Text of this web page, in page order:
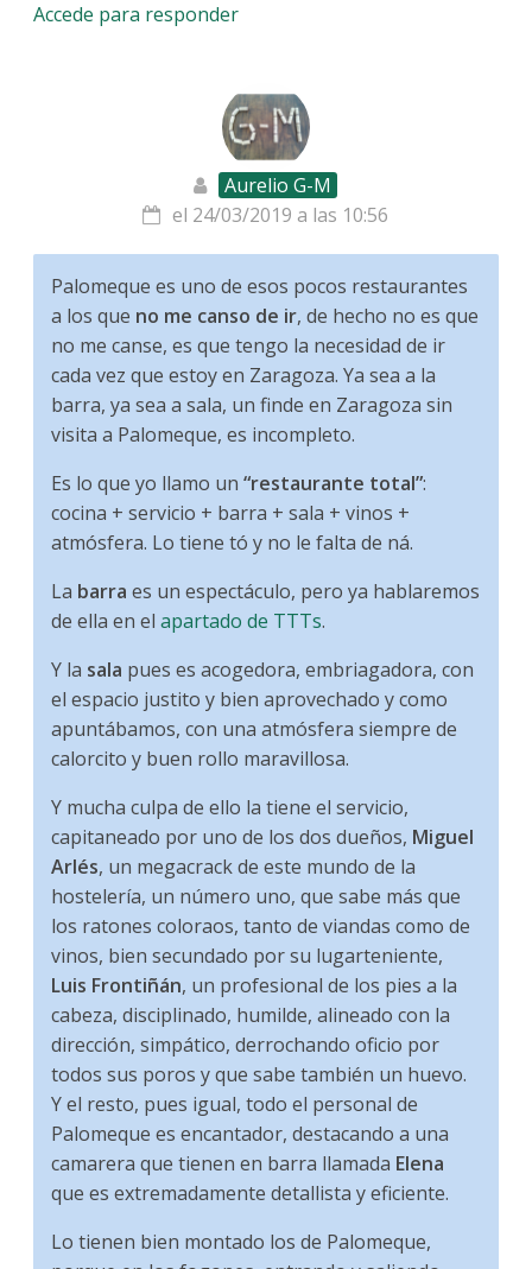
Accede para responder
Aurelio G-M
el 24/03/2019 a las 10:56
Palomeque es uno de esos pocos restaurantes
a los que no me canso de ir, de hecho no es que
no me canse, es que tengo la necesidad de ir
cada vez que estoy en Zaragoza. Ya sea a la
barra, ya sea a sala, un finde en Zaragoza sin
visita a Palomeque, es incompleto.
Es lo que yo llamo un“restaurante total”:
cocina + servicio + barra + sala + vinos +
atmósfera. Lo tiene tó y no le falta de ná.
La barra es un espectáculo, pero ya hablaremos
de ella en elapartado de TTTs.
Y la sala pues es acogedora, embriagadora, con
el espacio justito y bien aprovechado y como
apuntábamos, con una atmósfera siempre de
calorcito y buen rollo maravillosa.
Y mucha culpa de ello la tiene el servicio,
capitaneado por uno de los dos dueños, Miguel
Arlés, un megacrack de este mundo de la
hostelería, un número uno, que sabe más que
los ratones coloraos, tanto de viandas como de
vinos, bien secundado por su lugarteniente,
Luis Frontiñán, un profesional de los pies a la
cabeza, disciplinado, humilde, alineado con la
dirección, simpático, derrochando oficio por
todos sus poros y que sabe también un huevo.
Y el resto, pues igual, todo el personal de
Palomeque es encantador, destacando a una
camarera que tienen en barra llamada Elena
que es extremadamente detallista y eficiente.
Lo tienen bien montado los de Palomeque,